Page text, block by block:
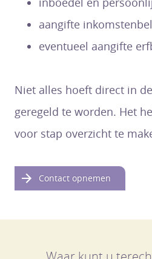
aangifte
eventueel aangifte
Niet alles hoeft direct in
geregeld te worden. Het
voor stap overzicht te
Contact opnemen